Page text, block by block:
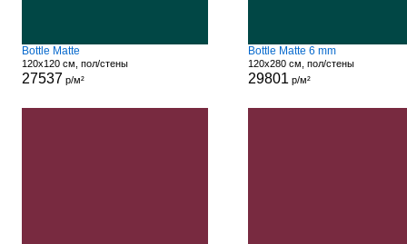
Bottle Matte
120x120 см, пол/стены
27537 р/м²
Bottle Matte 6 mm
120x280 см, пол/стены
29801 р/м²